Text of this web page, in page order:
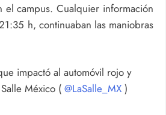
campus. Cualquier información
h, continuaban las maniobras
impactó al automóvil rojo y
México ( @LaSalle_MX)